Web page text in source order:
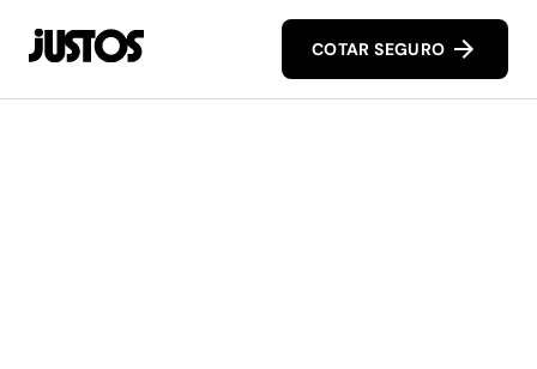
COTAR SEGURO